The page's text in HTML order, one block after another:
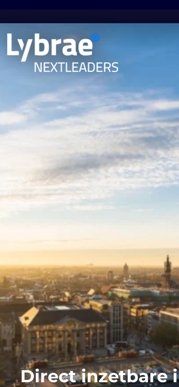
Direct inzetbare